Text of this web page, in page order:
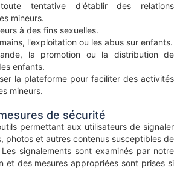
tentative d'établir des relations
mineurs.
à des fins sexuelles.
l'exploitation ou les abus sur enfants.
la promotion ou la distribution de
enfants.
la plateforme pour faciliter des activités
mineurs.
de sécurité
permettant aux utilisateurs de signaler
photos et autres contenus susceptibles de
signalements sont examinés par notre
et des mesures appropriées sont prises si